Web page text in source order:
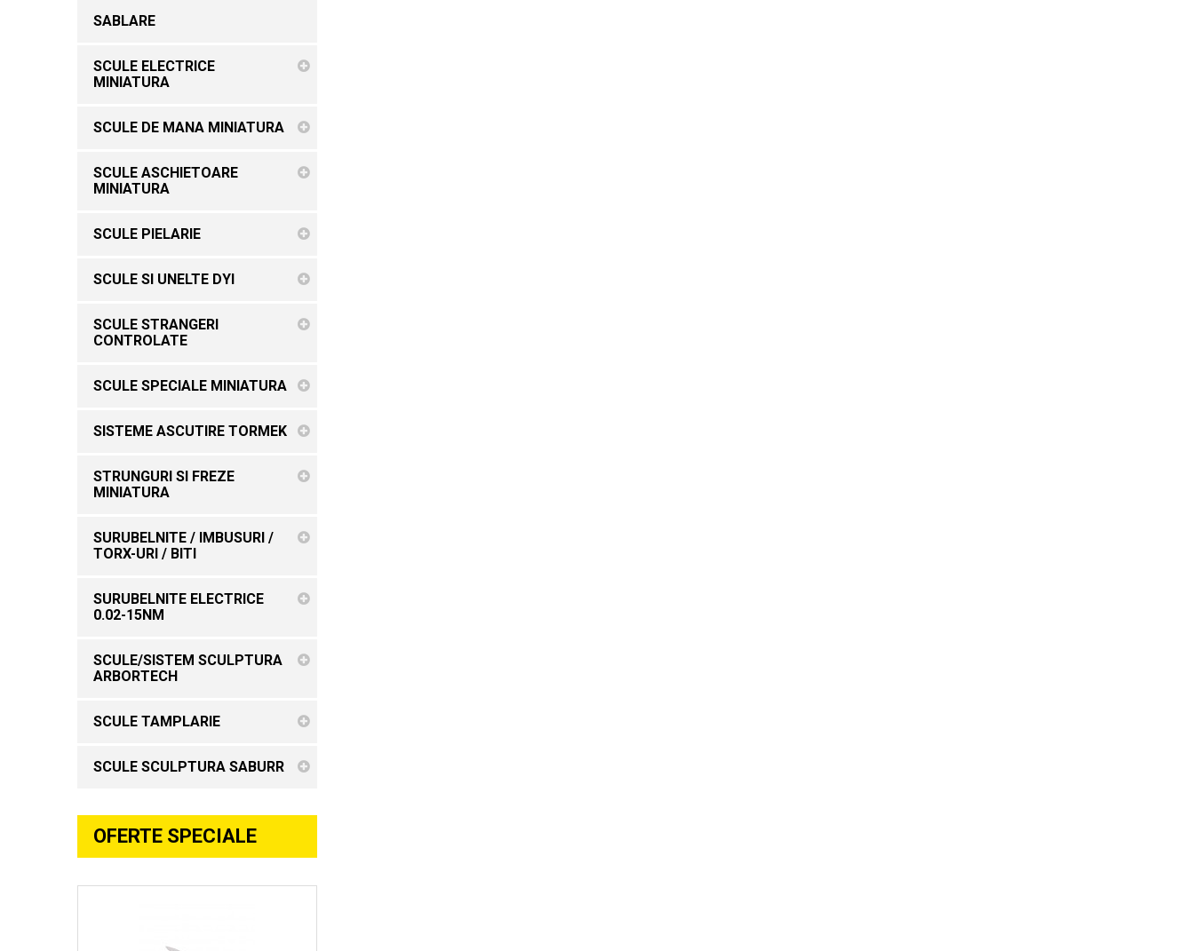
SABLARE
SCULE ELECTRICE
MINIATURA
SCULE DE MANA MINIATURA
SCULE ASCHIETOARE
MINIATURA
SCULE PIELARIE
SCULE SI UNELTE DYI
SCULE STRANGERI
CONTROLATE
SCULE SPECIALE MINIATURA
SISTEME ASCUTIRE TORMEK
STRUNGURI SI FREZE
MINIATURA
SURUBELNITE / IMBUSURI /
TORX-URI / BITI
SURUBELNITE ELECTRICE
0.02-15NM
SCULE/SISTEM SCULPTURA
ARBORTECH
SCULE TAMPLARIE
SCULE SCULPTURA SABURR
OFERTE SPECIALE